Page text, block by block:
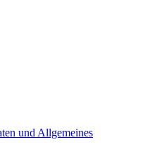
und Allgemeines